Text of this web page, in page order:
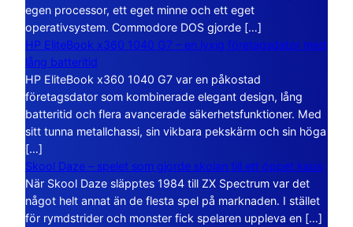
egen processor, ett eget minne och ett eget
operativsystem. Commodore DOS gjorde […]
HP EliteBook x360 1040 G7 – en lyxig företagsdator med
lång batteritid
HP EliteBook x360 1040 G7 var en påkostad
företagsdator som kombinerade elegant design, lång
batteritid och flera avancerade säkerhetsfunktioner. Med
sitt tunna metallchassi, sin vikbara pekskärm och sin höga
[…]
Skool Daze – spelet som gjorde skolan till ett öppet kaos
När Skool Daze släpptes 1984 till ZX Spectrum var det
något helt annat än de flesta spel på marknaden. I stället
för rymdstrider och monster fick spelaren uppleva en […]